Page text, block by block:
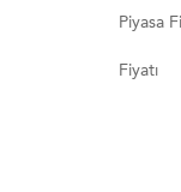
Piyasa
Fiyatı